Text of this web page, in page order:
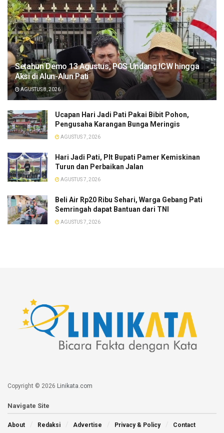
Setahun Demo 13 Agustus, POS Undang ICW hingga
Aksi di Alun-Alun Pati
AGUSTUS 8, 2026
​Ucapan Hari Jadi Pati Pakai Bibit Pohon,
Pengusaha Karangan Bunga Meringis
AGUSTUS 7, 2026
​Hari Jadi Pati, Plt Bupati Pamer Kemiskinan
Turun dan Perbaikan Jalan
AGUSTUS 7, 2026
Beli Air Rp20 Ribu Sehari, Warga Gebang Pati
Semringah dapat Bantuan dari TNI
AGUSTUS 7, 2026
Copyright © 2026 Linikata.com
Navigate Site
About Redaksi Advertise Privacy & Policy Contact